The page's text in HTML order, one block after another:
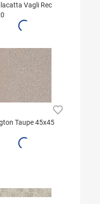
Vagli Rec
Taupe 45x45